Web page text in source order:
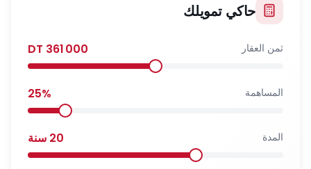
حاكي تمويلك
ثمن العقار 361 000
المساهمة 25%
المدة 20 سنة